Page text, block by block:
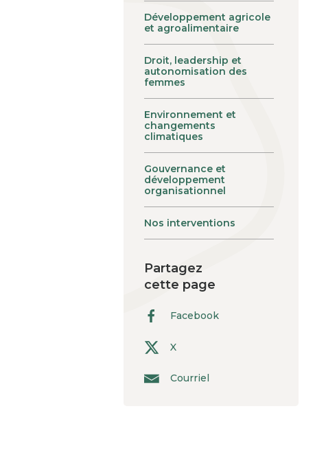
Développement agricole
et agroalimentaire
Droit, leadership et
autonomisation des
femmes
Environnement et
changements
climatiques
Gouvernance et
développement
organisationnel
Nos interventions
Partagez
cette page
Facebook
X
Courriel